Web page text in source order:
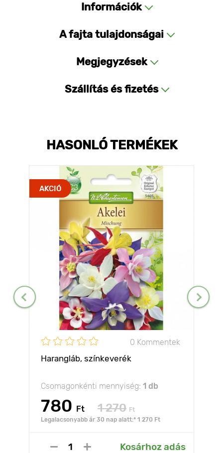
Információk
A fajta tulajdonságai
Megjegyzések
Szállítás és fizetés
HASONLÓ TERMÉKEK
AKCIÓ
0 Kommentek
Harangláb, színkeverék
Csomagonkénti mennyiség: 1 db
780 Ft 1 270 Ft
Legalacsonyabb ár 30 nap alatt:* 1 270 Ft
Kosárhoz adás